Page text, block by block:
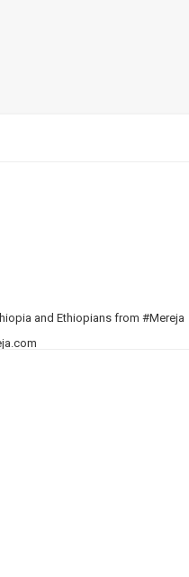
and Ethiopians from #Mereja
sports, arts, and entertainment